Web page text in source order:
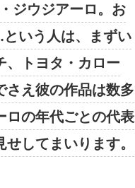
ジウジアーロ。お
いう人は、まずい
、トヨタ・カロー
さえ彼の作品は数多
ロの年代ごとの代表
してまいります。